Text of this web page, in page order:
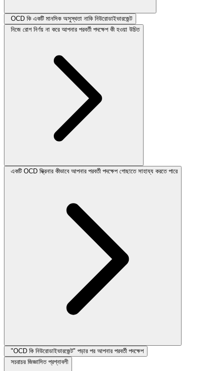
OCD কি একটি মানসিক অসুস্থতা নাকি নিউরোডাইভারজেন্ট
নিজে রোগ নির্ণয় না করে আপনার পরবর্তী পদক্ষেপ কী হওয়া উচিত
একটি OCD স্ক্রিনার কীভাবে আপনার পরবর্তী পদক্ষেপ গোছাতে সাহায্য করতে পারে
"OCD কি নিউরোডাইভারজেন্ট" পড়ার পর আপনার পরবর্তী পদক্ষেপ
সচরাচর জিজ্ঞাসিত প্রশ্নাবলী